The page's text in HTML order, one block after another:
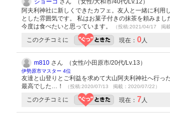
阿夫利神社に新しくできたカフェ。友人と一緒に利用
とした雰囲気です。 私はお菓子付きの抹茶を頼みま
今度は食べたいと思っています。
（投稿:2021/04/17 掲
このクチコミに 現在： 0 人
m810 さん （女性/小田原市/20代/Lv.13）
伊勢原市マスター 4位
友達と山登りとご利益を求めて大山阿夫利神社へ行っ
最高でした…！
（投稿:2020/07/13 掲載：2020/07/22）
このクチコミに 現在： 7 人